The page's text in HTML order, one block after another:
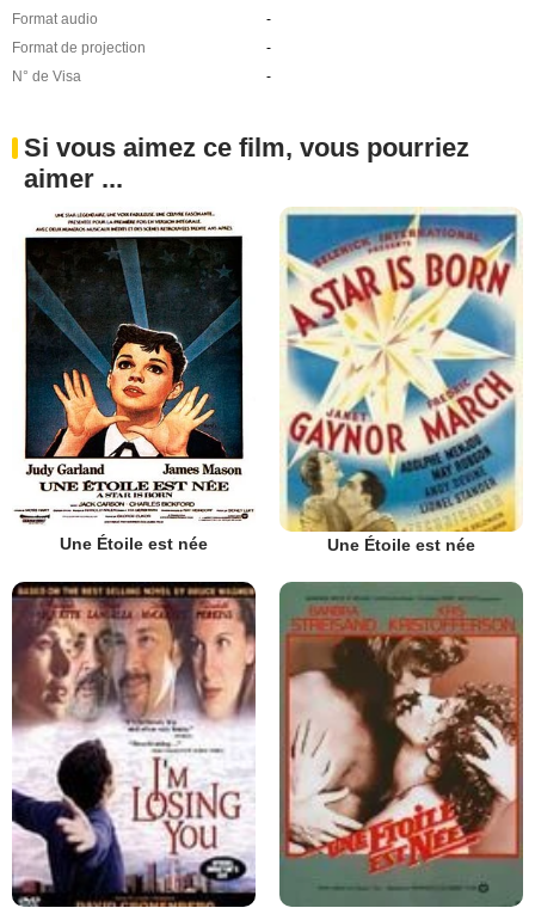
Format audio
-
Format de projection
-
N° de Visa
-
Si vous aimez ce film, vous pourriez
aimer ...
Une Étoile est née Une Étoile est née